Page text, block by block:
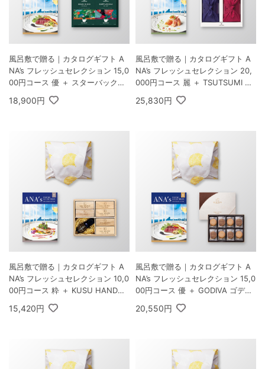
風呂敷で贈る｜カタログギフト A
NA’s フレッシュセレクション 15,0
00円コース 優 ＋ スターバックス
オリガミ パーソナルドリップ コー
ヒーギフトB
18,900円
風呂敷で贈る｜カタログギフト A
NA’s フレッシュセレクション 20,
000円コース 麗 ＋ TSUTSUMI 瑞
25,830円
風呂敷で贈る｜カタログギフト A
NA’s フレッシュセレクション 10,0
00円コース 粋 ＋ KUSU HANDM
ADE エコブロック18個オイル付
き 桐箱
15,420円
風呂敷で贈る｜カタログギフト A
NA’s フレッシュセレクション 15,0
00円コース 優 ＋ GODIVA ゴディ
バ ラングドシャクッキーアソート
メント 30枚入
20,550円